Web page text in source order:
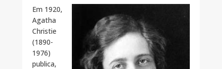
Em 1920,
Agatha
Christie
(1890-
1976)
publica,